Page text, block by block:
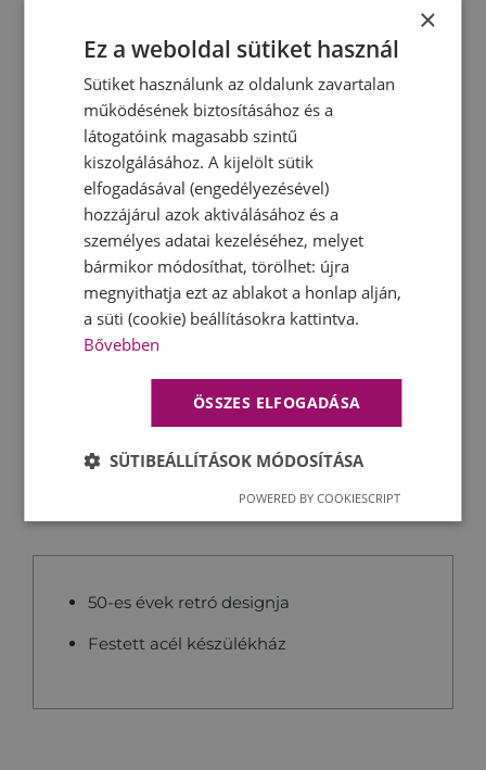
Matt fehér
Műszaki adatok és főbb
jellemzők
maximális teljesítmény: 70 W
rozsdamentes acél szűrő és kifolyócső
automata ki-és bekapcsoló
50-es évek retró designja
Festett acél készülékház
×
Ez a weboldal sütiket használ
Sütiket használunk az oldalunk zavartalan
működésének biztosításához és a
látogatóink magasabb szintű
kiszolgálásához. A kijelölt sütik
elfogadásával (engedélyezésével)
hozzájárul azok aktiválásához és a
személyes adatai kezeléséhez, melyet
bármikor módosíthat, törölhet: újra
megnyithatja ezt az ablakot a honlap alján,
a süti (cookie) beállításokra kattintva.
Bővebben
ÖSSZES ELFOGADÁSA
SÜTIBEÁLLÍTÁSOK MÓDOSÍTÁSA
POWERED BY COOKIESCRIPT